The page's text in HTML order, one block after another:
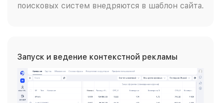
поисковых систем внедряются в шаблон сайта.
Запуск и ведение контекстной рекламы